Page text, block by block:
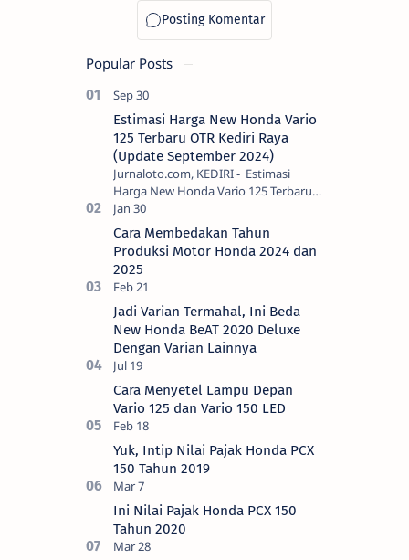
Popular Posts
Estimasi Harga New Honda Vario
125 Terbaru OTR Kediri Raya
(Update September 2024)
Jurnaloto.com, KEDIRI - Estimasi
Harga New Honda Vario 125 Terbaru
OTR Kediri Raya (Update September
2024) Brosis sekalian, PT Astra Honda
Motor (AH…
Cara Membedakan Tahun
Produksi Motor Honda 2024 dan
2025
Jadi Varian Termahal, Ini Beda
New Honda BeAT 2020 Deluxe
Dengan Varian Lainnya
Cara Menyetel Lampu Depan
Vario 125 dan Vario 150 LED
Yuk, Intip Nilai Pajak Honda PCX
150 Tahun 2019
Ini Nilai Pajak Honda PCX 150
Tahun 2020